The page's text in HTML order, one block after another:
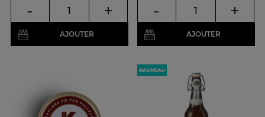
- +
AJOUTER
- +
AJOUTER